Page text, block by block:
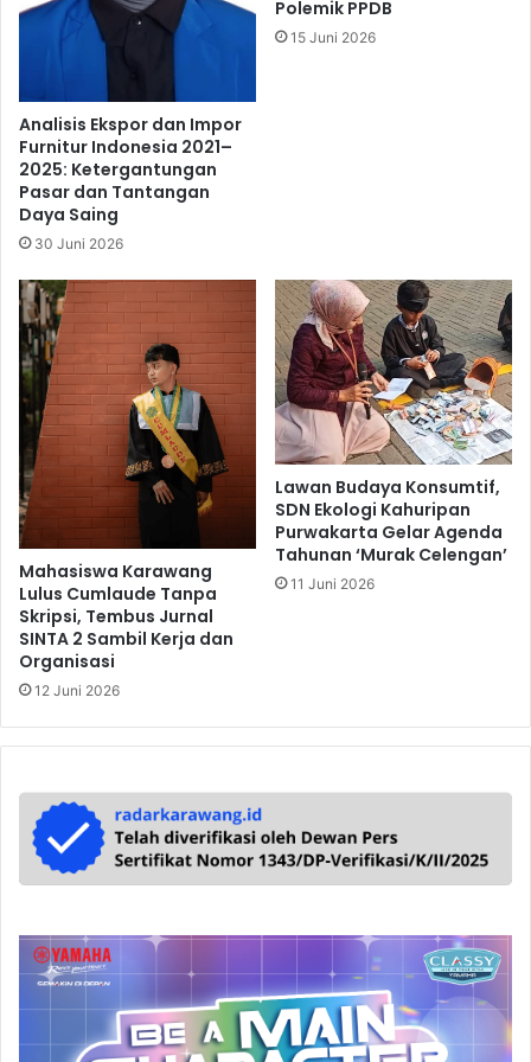
Analisis Ekspor dan Impor
Furnitur Indonesia 2021–
2025: Ketergantungan
Pasar dan Tantangan
Daya Saing
30 Juni 2026
Polemik PPDB
15 Juni 2026
Mahasiswa Karawang
Lulus Cumlaude Tanpa
Skripsi, Tembus Jurnal
SINTA 2 Sambil Kerja dan
Organisasi
12 Juni 2026
Lawan Budaya Konsumtif,
SDN Ekologi Kahuripan
Purwakarta Gelar Agenda
Tahunan ‘Murak Celengan’
11 Juni 2026